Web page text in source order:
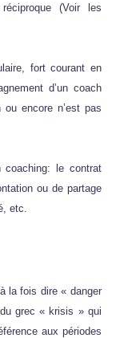
(Voir les
fort courant en
d’un coach
ou encore n’est pas
coaching: le contrat
ou de partage
etc.
la fois dire « danger
grec « krisis » qui
aux périodes